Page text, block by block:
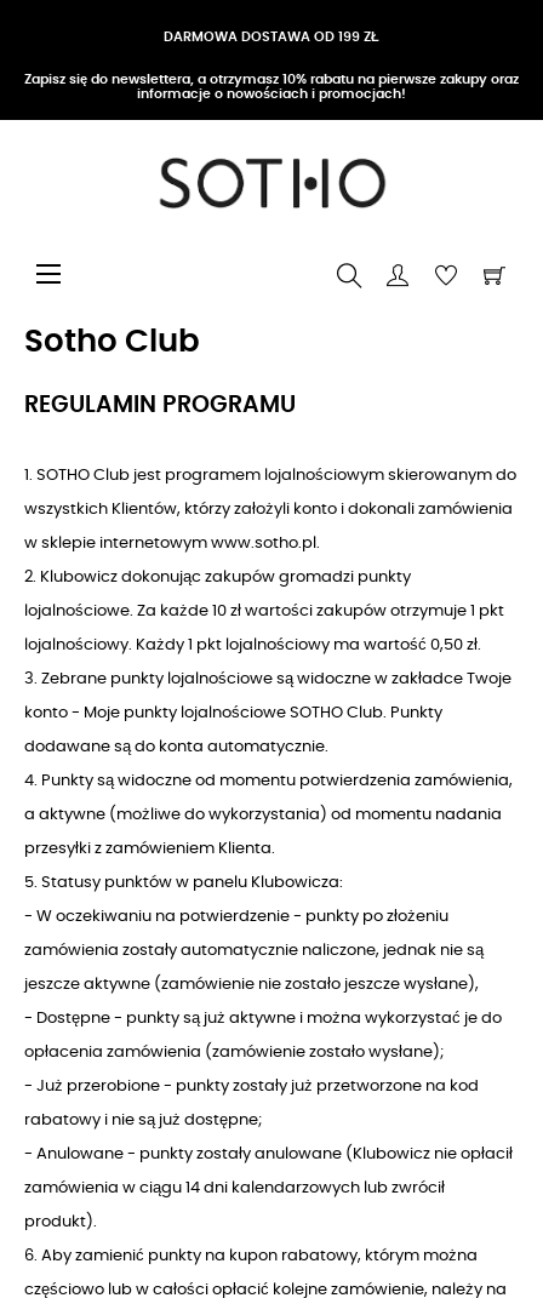
DARMOWA DOSTAWA OD 199 ZŁ
Zapisz się do newslettera, a otrzymasz 10% rabatu na pierwsze zakupy oraz
informacje o nowościach i promocjach!
Przełącz nawigację
☰
Sotho Club
REGULAMIN PROGRAMU
1. SOTHO Club jest programem lojalnościowym skierowanym do
wszystkich Klientów, którzy założyli konto i dokonali zamówienia
w sklepie internetowym www.sotho.pl.
2. Klubowicz dokonując zakupów gromadzi punkty
lojalnościowe. Za każde 10 zł wartości zakupów otrzymuje 1 pkt
lojalnościowy. Każdy 1 pkt lojalnościowy ma wartość 0,50 zł.
3. Zebrane punkty lojalnościowe są widoczne w zakładce Twoje
konto - Moje punkty lojalnościowe SOTHO Club. Punkty
dodawane są do konta automatycznie.
4. Punkty są widoczne od momentu potwierdzenia zamówienia,
a aktywne (możliwe do wykorzystania) od momentu nadania
przesyłki z zamówieniem Klienta.
5. Statusy punktów w panelu Klubowicza:
- W oczekiwaniu na potwierdzenie - punkty po złożeniu
zamówienia zostały automatycznie naliczone, jednak nie są
jeszcze aktywne (zamówienie nie zostało jeszcze wysłane),
- Dostępne - punkty są już aktywne i można wykorzystać je do
opłacenia zamówienia (zamówienie zostało wysłane);
- Już przerobione - punkty zostały już przetworzone na kod
rabatowy i nie są już dostępne;
- Anulowane - punkty zostały anulowane (Klubowicz nie opłacił
zamówienia w ciągu 14 dni kalendarzowych lub zwrócił
produkt).
6. Aby zamienić punkty na kupon rabatowy, którym można
częściowo lub w całości opłacić kolejne zamówienie, należy na